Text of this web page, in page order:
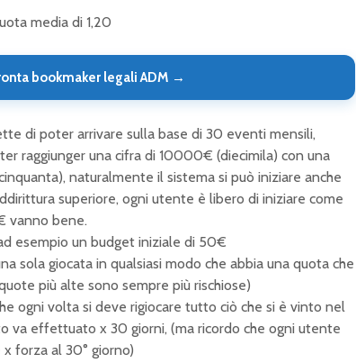
media di 1,20
bookmaker legali ADM →
di poter arrivare sulla base di 30 eventi mensili,
raggiunger una cifra di 10000€ (diecimila) con una
naturalmente il sistema si può iniziare anche
superiore, ogni utente è libero di iniziare come
vanno bene.
esempio un budget iniziale di 50€
sola giocata in qualsiasi modo che abbia una quota che
più alte sono sempre più rischiose)
ogni volta si deve rigiocare tutto ciò che si è vinto nel
va effettuato x 30 giorni, (ma ricordo che ogni utente
forza al 30° giorno)